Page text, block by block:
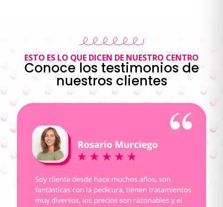
ESTO ES LO QUE DICEN DE NUESTRO CENTRO
Conoce los testimonios de
nuestros clientes